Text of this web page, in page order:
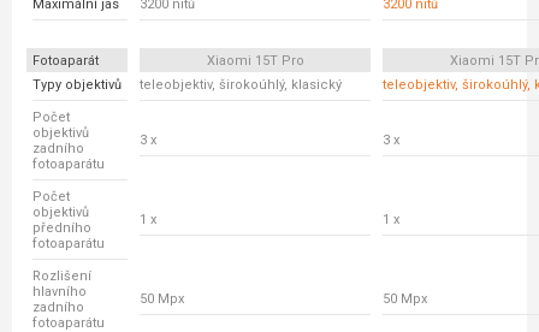
Maximální jas 3200 nitů 3200 nitů
Fotoaparát Xiaomi 15T Pro
Xiaomi 15T
Typy objektivů
teleobjektiv, širokoúhlý, klasický teleobjektiv, širokoúhlý,
Počet
objektivů
zadního
fotoaparátu
3 x 3 x
Počet
objektivů
předního
fotoaparátu
1 x 1 x
Rozlišení
hlavního
zadního
fotoaparátu
50 Mpx 50 Mpx